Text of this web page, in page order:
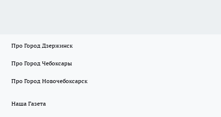
Про Город Дзержинск
Про Город Чебоксары
Про Город Новочебоксарск
Наша Газета